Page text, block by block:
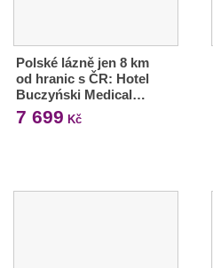
Polské lázně jen 8 km
od hranic s ČR: Hotel
Buczyński Medical…
7 699 Kč